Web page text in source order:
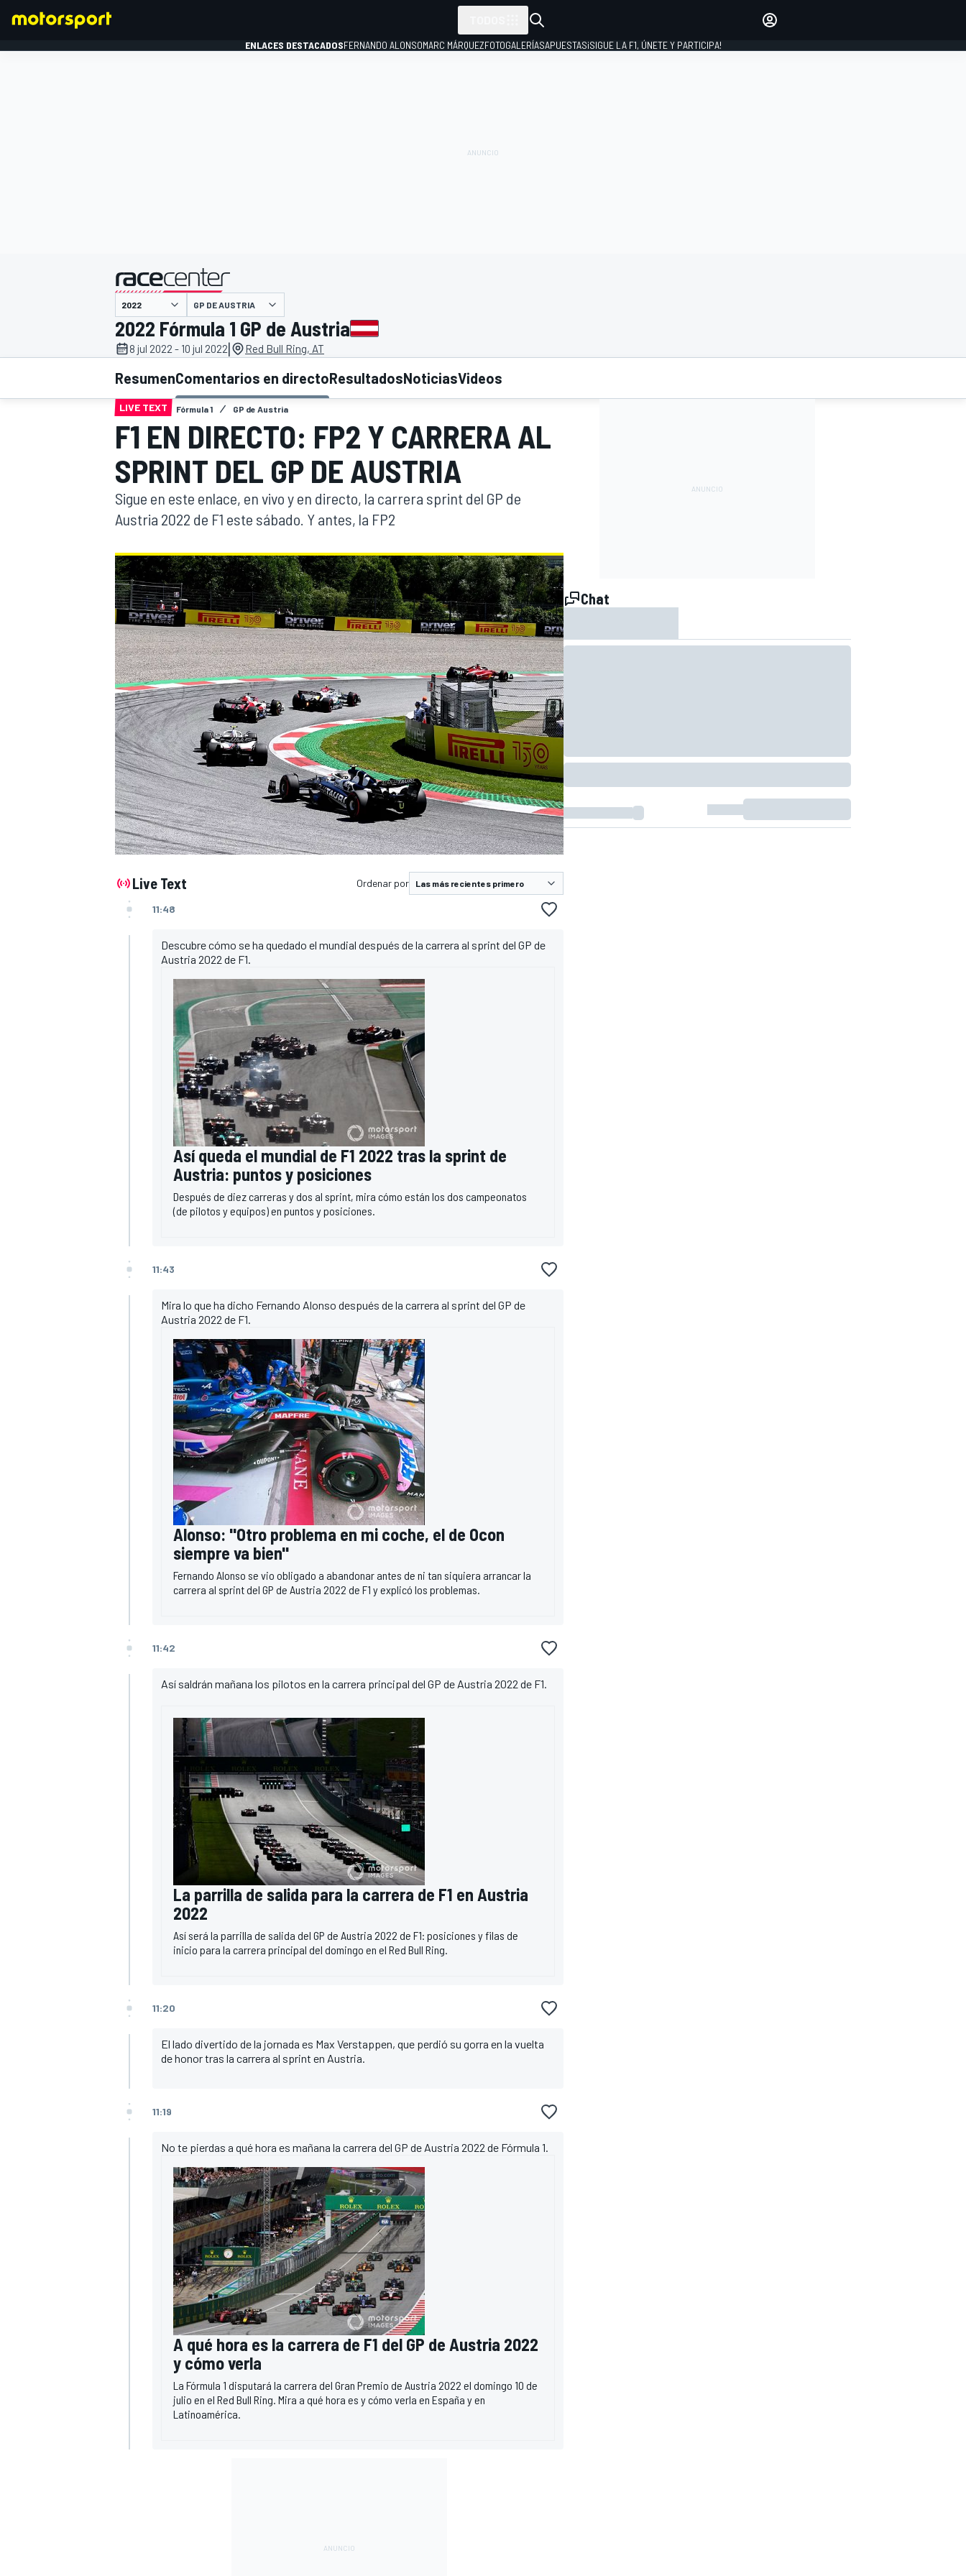
INDYCAR WRC
WEC FÓRMULA E
MÁS CATEGORÍAS
ENLACES DESTACADOSFERNANDO ALONSOMARC MÁRQUEZFOTOGALERÍASAPUESTAS¡SIGUE LA F1, ÚNETE Y PARTICIPA!
presentado por
GP DE AUSTRIA
2022 Fórmula 1 GP de Austria
8 jul 2022 - 10 jul 2022| Red Bull Ring, AT
ResumenComentarios en directoResultadosNoticiasVideos
LIVE TEXT Fórmula 1 GP de Austria
F1 EN DIRECTO: FP2 Y CARRERA AL
SPRINT DEL GP DE AUSTRIA
Sigue en este enlace, en vivo y en directo, la carrera sprint del GP de
Austria 2022 de F1 este sábado. Y antes, la FP2
Live Text Ordenar por
11:48
Descubre cómo se ha quedado el mundial después de la carrera al sprint del GP de
Austria 2022 de F1.
Así queda el mundial de F1 2022 tras la sprint de
Austria: puntos y posiciones
Después de diez carreras y dos al sprint, mira cómo están los dos campeonatos
(de pilotos y equipos) en puntos y posiciones.
11:43
Mira lo que ha dicho Fernando Alonso después de la carrera al sprint del GP de
Austria 2022 de F1.
Alonso: "Otro problema en mi coche, el de Ocon
siempre va bien"
Fernando Alonso se vio obligado a abandonar antes de ni tan siquiera arrancar la
carrera al sprint del GP de Austria 2022 de F1 y explicó los problemas.
11:42
Así saldrán mañana los pilotos en la carrera principal del GP de Austria 2022 de F1.
La parrilla de salida para la carrera de F1 en Austria
2022
Así será la parrilla de salida del GP de Austria 2022 de F1: posiciones y filas de
inicio para la carrera principal del domingo en el Red Bull Ring.
11:20
El lado divertido de la jornada es Max Verstappen, que perdió su gorra en la vuelta
de honor tras la carrera al sprint en Austria.
11:19
No te pierdas a qué hora es mañana la carrera del GP de Austria 2022 de Fórmula 1.
A qué hora es la carrera de F1 del GP de Austria 2022
y cómo verla
La Fórmula 1 disputará la carrera del Gran Premio de Austria 2022 el domingo 10 de
julio en el Red Bull Ring. Mira a qué hora es y cómo verla en España y en
Latinoamérica.
Chat